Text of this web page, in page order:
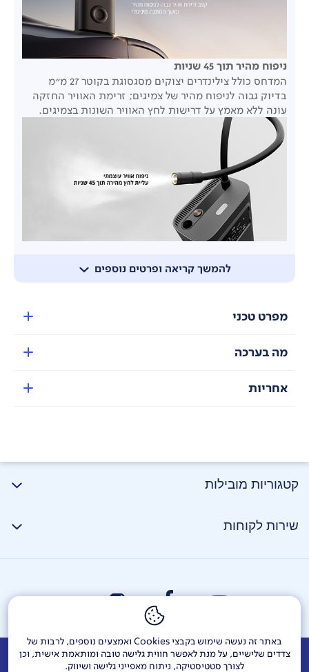
באתר זה נעשה שימוש בקבצי Cookies ואמצעים נוספים, לרבות של
צדדים שלישיים, על מנת לאפשר חווית גלישה טובה ומותאמת אישית, וכן
לצורך סטטיסטיקה, ניתוח מאפייני גלישה ושיווק.
להמשך קריאה ופרטים נוספים
ניפוח מהיר תוך 45 שניות
המדחס כולל צילינדרים יצוקים מסגסוגת בקוטר 27 מ"מ
בדיוק גבוה לניפוח מהיר של צמיגים; זרימת האוויר החזקה
עונה ללא מאמץ על דרישות לחץ האוויר השונות בצמיגים.
מנוע בהספק גבוה וחוזק מגנטי מספקים ביצועים יציבים
אביזרים כדי לענות על מרבית צרכי המשתמש.
חיי סוללה
טעינה תכופה.
במהלך תהליך הניפוח; פעולה נוחה וללא דאגות.
מפרט טכני
מה בערכה
אחריות
קטגוריות מובילות
שירות לקוחות
אודות דרושים צור קשר Investor Relations הודעות חברה